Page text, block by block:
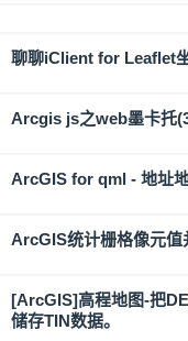
聊聊iClient for Leaflet
Arcgis js之web墨卡托
ArcGIS for qml - 地址
ArcGIS统计栅格像元值
[ArcGIS]高程地图-把
储存TIN数据。